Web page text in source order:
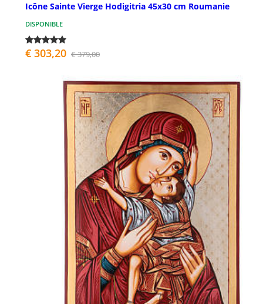
Icône Sainte Vierge Hodigitria 45x30 cm Roumanie
DISPONIBLE
€ 303,20 € 379,00